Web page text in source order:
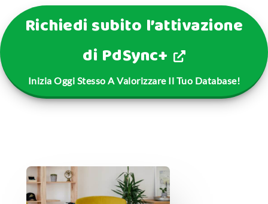
Richiedi subito l’attivazione
di PdSync+
Inizia Oggi Stesso A Valorizzare Il Tuo Database!